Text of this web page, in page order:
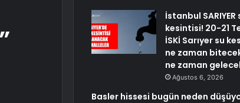
İstanbul SARIYER
kesintisi! 20-21
İSKİ Sarıyer su
ne zaman
ne zaman
Ağustos 6, 2026
Basler hissesi bugün neden